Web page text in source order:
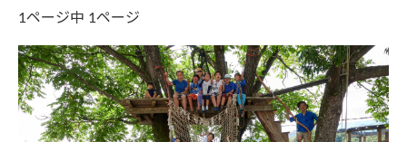
1ページ中 1ページ